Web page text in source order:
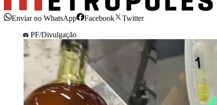
Enviar no WhatsApp Facebook
Twitter
PF/Divulgação